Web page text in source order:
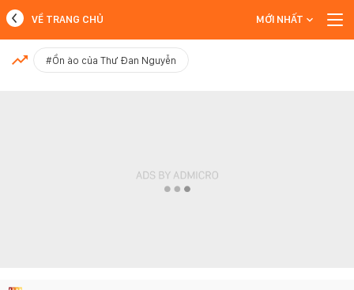
MỚI NHẤT
VỀ TRANG CHỦ MỚI NHẤT
#Ồn ào của Thư Đan Nguyễn